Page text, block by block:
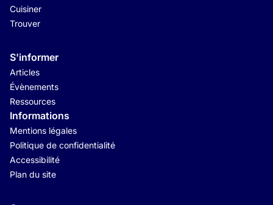
Cuisiner
Trouver
S'informer
Articles
Évènements
Ressources
Informations
Mentions légales
Politique de confidentialité
Accessibilité
Plan du site